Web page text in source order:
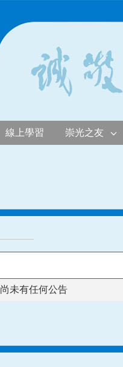
線上學習 崇光之友
尚未有任何公告